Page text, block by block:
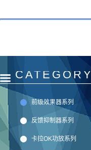
CATEGORY
前级效果器系列
反馈抑制器系列
卡拉OK功放系列